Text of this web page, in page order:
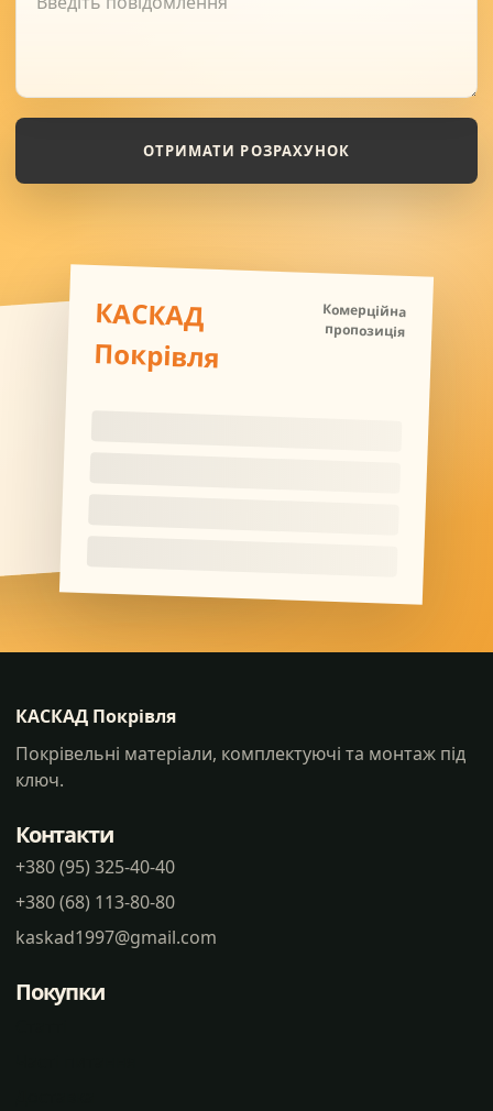
ОТРИМАТИ РОЗРАХУНОК
КАСКАД
Покрівля
Комерційна
пропозиція
КАСКАД Покрівля
Покрівельні матеріали, комплектуючі та монтаж під
ключ.
Контакти
+380 (95) 325-40-40
+380 (68) 113-80-80
kaskad1997@gmail.com
Покупки